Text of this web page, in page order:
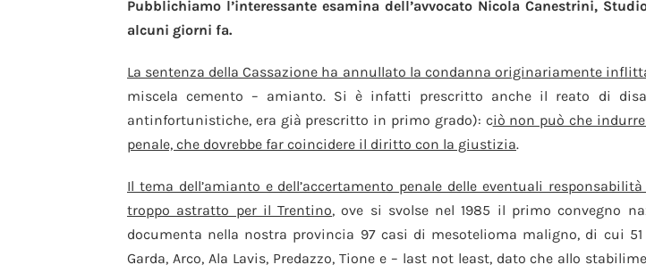
Pubblichiamo l’interessante esamina dell’avvocato Nicola Canestrini,
alcuni giorni fa.
La sentenza della Cassazione ha annullato la condanna originariamente
miscela cemento – amianto. Si è infatti prescritto anche il reato di
antinfortunistiche, era già prescritto in primo grado): ciò non può che
penale, che dovrebbe far coincidere il diritto con la giustizia.
Il tema dell’amianto e dell’accertamento penale delle eventuali
troppo astratto per il Trentino, ove si svolse nel 1985 il primo convegno
documenta nella nostra provincia 97 casi di mesotelioma maligno, di cui
Garda, Arco, Ala Lavis, Predazzo, Tione e – last not least, dato che allo